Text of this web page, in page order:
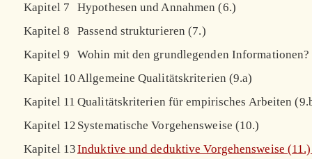
Kapitel 7
Hypothesen und Annahmen (6.)
Kapitel 8
Passend strukturieren (7.)
Kapitel 9
Wohin mit den grundlegenden
Kapitel 10Allgemeine Qualitätskriterien (9.a)
Kapitel 11 Qualitätskriterien für empirisches Arbeiten
Kapitel 12 Systematische Vorgehensweise (10.)
Kapitel 13Induktive und deduktive Vorgehensweise